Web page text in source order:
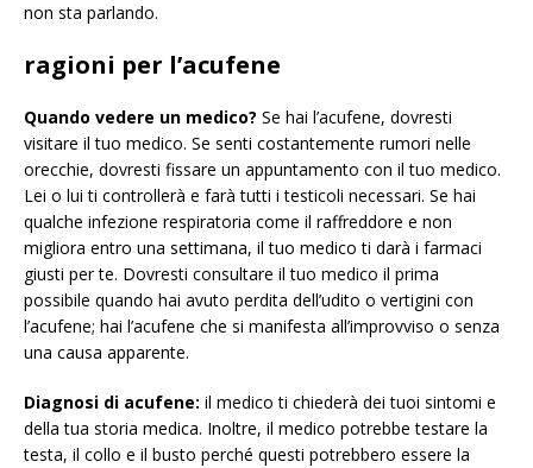
non sta parlando.
ragioni per l’acufene
Quando vedere un medico? Se hai l’acufene, dovresti
visitare il tuo medico. Se senti costantemente rumori nelle
orecchie, dovresti fissare un appuntamento con il tuo medico.
Lei o lui ti controllerà e farà tutti i testicoli necessari. Se hai
qualche infezione respiratoria come il raffreddore e non
migliora entro una settimana, il tuo medico ti darà i farmaci
giusti per te. Dovresti consultare il tuo medico il prima
possibile quando hai avuto perdita dell’udito o vertigini con
l’acufene; hai l’acufene che si manifesta all’improvviso o senza
una causa apparente.
Diagnosi di acufene: il medico ti chiederà dei tuoi sintomi e
della tua storia medica. Inoltre, il medico potrebbe testare la
testa, il collo e il busto perché questi potrebbero essere la